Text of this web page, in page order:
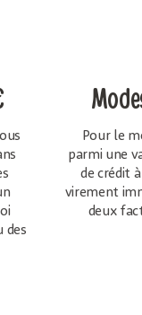
des
Pour le
parmi une
de crédit
virement
deux